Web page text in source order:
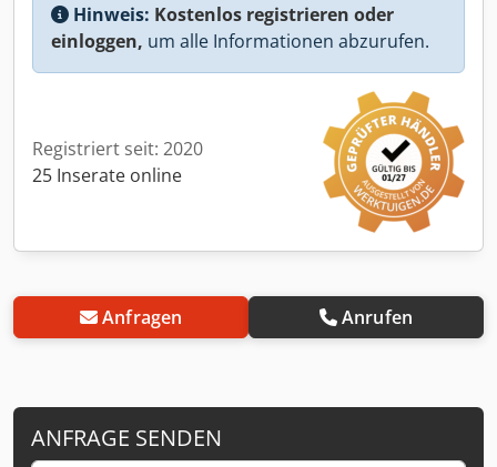
Hinweis: Kostenlos registrieren oder
einloggen, um alle Informationen abzurufen.
Registriert seit: 2020
25 Inserate online
Anfragen Anrufen
ANFRAGE SENDEN